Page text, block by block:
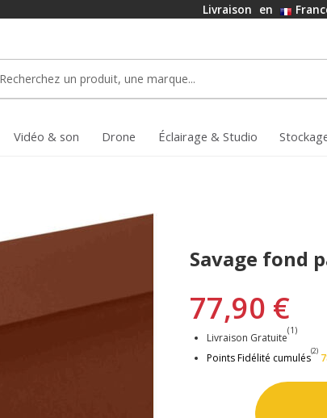
Livraison en
Vidéo & son Drone Éclairage & Studio
Savage fond
77,90 €
Livraison Gratuite
(1)
Points Fidélité cumulés
(2)